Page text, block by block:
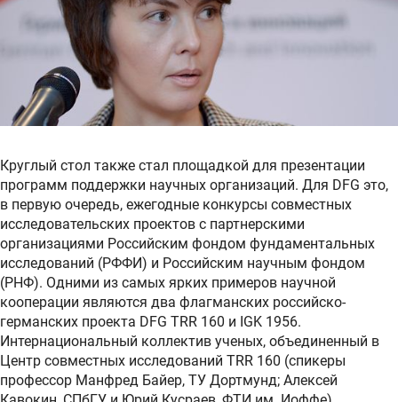
Круглый стол также стал площадкой для презентации
программ поддержки научных организаций. Для DFG это,
в первую очередь, ежегодные конкурсы совместных
исследовательских проектов с партнерскими
организациями Российским фондом фундаментальных
исследований (РФФИ) и Российским научным фондом
(РНФ). Одними из самых ярких примеров научной
кооперации являются два флагманских российско-
германских проекта DFG TRR 160 и IGK 1956.
Интернациональный коллектив ученых, объединенный в
Центр совместных исследований TRR 160 (спикеры
профессор Манфред Байер, ТУ Дортмунд; Алексей